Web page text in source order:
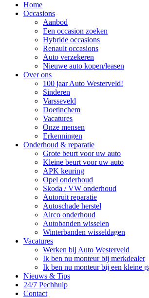
Home
Occasions
Aanbod
Een occasion zoeken
Hybride occasions
Renault occasions
Auto verzekeren
Nieuwe auto kopen/leasen
Over ons
100 jaar Auto Westerveld!
Sinderen
Varsseveld
Doetinchem
Vacatures
Onze mensen
Erkenningen
Onderhoud & reparatie
Grote beurt voor uw auto
Kleine beurt voor uw auto
APK keuring
Opel onderhoud
Skoda / VW onderhoud
Autoruit reparatie
Autoschade herstel
Airco onderhoud
Autobanden wisselen
Winterbanden wisseldagen
Vacatures
Werken bij Auto Westerveld
Ik ben nu monteur bij merkdealer
Ik ben nu monteur bij een kleine
Nieuws & Tips
24/7 Pechhulp
Contact